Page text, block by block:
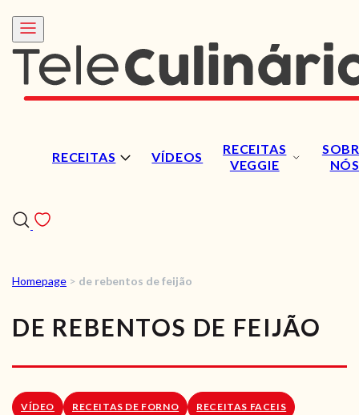
RECEITAS VÍDEOS
RECEITAS
VEGGIE
NÓS
RECEITAS
VÍDEOS
RECEITAS VEGGIE
SOBRE NÓS
Homepage > de rebentos de feijão
DE REBENTOS DE FEIJÃO
VÍDEO RECEITAS DE FORNO RECEITAS FACEIS